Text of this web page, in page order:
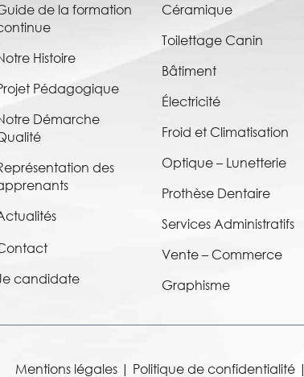
de la formation
Histoire
Pédagogique
Démarche
des
candidate
Céramique
Toilettage Canin
Bâtiment
Électricité
Froid et Climatisation
Optique – Lunetterie
Prothèse Dentaire
Services Administratifs
Vente – Commerce
Graphisme
Mentions légales| Politique de confidentialité|